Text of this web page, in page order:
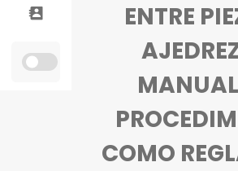
Aspirantes
ENTRE
COMO